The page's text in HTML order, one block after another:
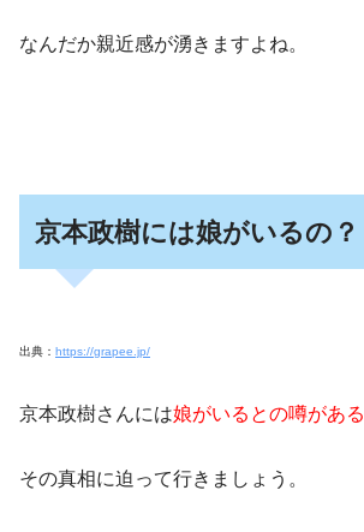
なんだか親近感が湧きますよね。
京本政樹には娘がいるの？
出典： https://grapee.jp/
京本政樹さんには娘がいるとの噂がある
その真相に迫って行きましょう。